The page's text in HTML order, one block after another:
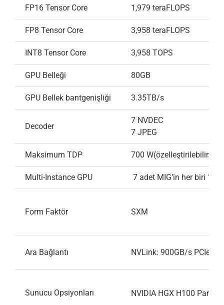
FP16 Tensor Core 1,979 teraFLOPS
FP8 Tensor Core 3,958 teraFLOPS
INT8 Tensor Core 3,958 TOPS
GPU Belleği 80GB
GPU Bellek bantgenişliği 3.35TB/s
Decoder
7 NVDEC
7 JPEG
Maksimum TDP 700 W(özelleştirilebilir.)
Multi-Instance GPU 7 adet MIG’in her biri
Form Faktör SXM
Ara Bağlantı NVLink: 900GB/s PCIe
Sunucu Opsiyonları NVIDIA HGX H100